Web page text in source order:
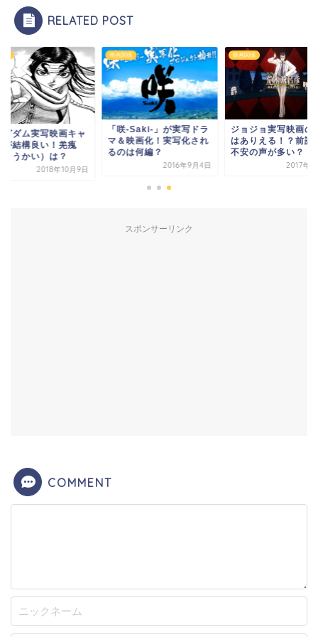
RELATED POST
-Saki-」が実写ドラ
映画化！実写化され
は何編？
2016年9月4日
映画関係
ジョジョ実写映画の続編
はありえる！？前評判は
不安の声が多い？
2017年6月7日
映画関係
キングダム実写映画
ストが結構良い！羌
（きょうかい）は？
2018年
スポンサーリンク
COMMENT